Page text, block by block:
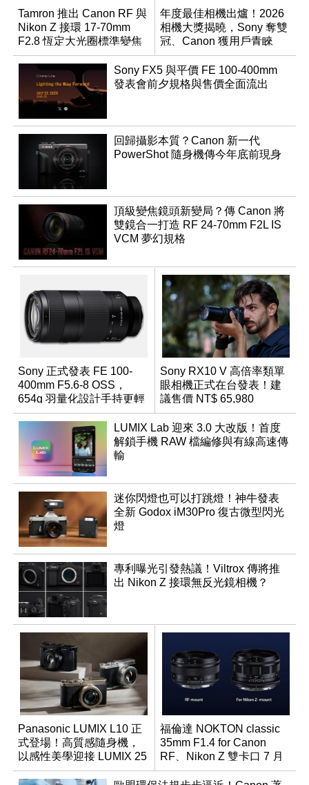
Tamron 推出 Canon RF 與
Nikon Z 接環 17-70mm
F2.8 恆定大光圈標準變焦
鏡
年度最佳相機出爐！2026
相機大獎揭曉，Sony 奪雙
冠、Canon 獲用戶青睞
Sony FX5 與平價 FE 100-400mm
發表會前夕規格與售價全面流出
回歸攝影本質？Canon 新一代
PowerShot 隨身機傳今年底前現身
頂級變焦鏡頭新變局？傳 Canon 將
雙鏡合一打造 RF 24-70mm F2L IS
VCM 夢幻規格
Sony 正式發表 FE 100-
400mm F5.6-8 OSS，
654g 羽量化設計手持更輕
鬆
Sony RX10 V 高倍率類單
眼相機正式在台發表！建
議售價 NT$ 65,980
LUMIX Lab 迎來 3.0 大改版！首度
解鎖手機 RAW 檔編修與有線高速傳
輸
迷你閃燈也可以打跳燈！神牛發表
全新 Godox iM30Pro 復古微型閃光
燈
專利曝光引發熱議！Viltrox 傳將推
出 Nikon Z 接環無反光鏡相機？
Panasonic LUMIX L10 正
式登場！高質感隨身機，
以感性美學迎接 LUMIX 25
週年
福倫達 NOKTON classic
35mm F1.4 for Canon
RF、Nikon Z 雙卡口 7 月
同步登台